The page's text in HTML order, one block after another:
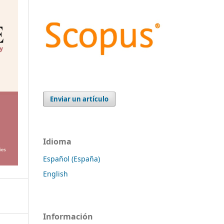
Enviar un artículo
Idioma
Español (España)
English
Información